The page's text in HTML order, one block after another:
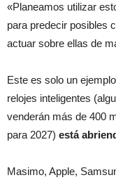
«Planeamos utilizar
para predecir posibles
actuar sobre ellas de
Este es solo un
relojes inteligentes
venderán más de 400
para 2027) está
Masimo, Apple,